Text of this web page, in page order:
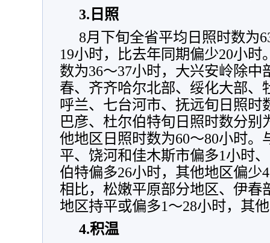
3. 日照
8月下旬全省平均日照时数为
19小时，比去年同期偏少20小
数为36～37小时，大兴安岭除
春、齐齐哈尔北部、绥化大部、
呼兰、七台河市、抚远旬日照时
巴彦、杜尔伯特旬日照时数分别
他地区日照时数为60～80小时
平、饶河和佳木斯市偏多1小时
伯特偏多26小时，其他地区偏少
相比，松嫩平原部分地区、伊春
地区持平或偏多1～28小时，其
4.积温